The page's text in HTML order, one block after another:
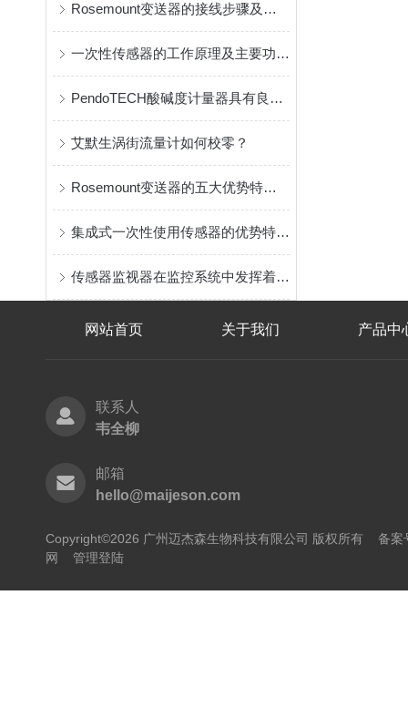
Rosemount变送器的接线步骤及技术参数
一次性传感器的工作原理及主要功能作用
PendoTECH酸碱度计量器具有良好的温度补偿功能
艾默生涡街流量计如何校零？
Rosemount变送器的五大优势特点你知道多少？
集成式一次性使用传感器的优势特点和使用注意事项
传感器监视器在监控系统中发挥着什么样的作用？
网站首页 关于我们 产品中
联系人
韦全柳
邮箱
hello@maijeson.com
Copyright©2026 广州迈杰森生物科技有限公司 版权所有 备案
网
管理登陆